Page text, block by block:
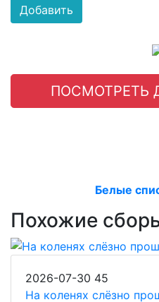
Добавить
ПОСМОТРЕТЬ
Белые
Похожие
2026-07-30 45
На коленях слёзно